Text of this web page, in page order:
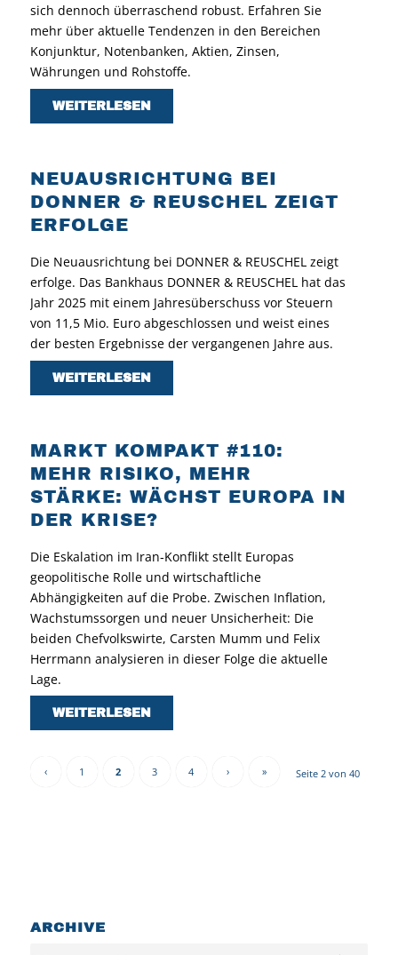
sich dennoch überraschend robust. Erfahren Sie
mehr über aktuelle Tendenzen in den Bereichen
Konjunktur, Notenbanken, Aktien, Zinsen,
Währungen und Rohstoffe.
WEITERLESEN
NEUAUSRICHTUNG BEI
DONNER & REUSCHEL ZEIGT
ERFOLGE
Die Neuausrichtung bei DONNER & REUSCHEL zeigt
erfolge. Das Bankhaus DONNER & REUSCHEL hat das
Jahr 2025 mit einem Jahresüberschuss vor Steuern
von 11,5 Mio. Euro abgeschlossen und weist eines
der besten Ergebnisse der vergangenen Jahre aus.
WEITERLESEN
MARKT KOMPAKT #110:
MEHR RISIKO, MEHR
STÄRKE: WÄCHST EUROPA IN
DER KRISE?
Die Eskalation im Iran‑Konflikt stellt Europas
geopolitische Rolle und wirtschaftliche
Abhängigkeiten auf die Probe. Zwischen Inflation,
Wachstumssorgen und neuer Unsicherheit: Die
beiden Chefvolkswirte, Carsten Mumm und Felix
Herrmann analysieren in dieser Folge die aktuelle
Lage.
WEITERLESEN
Seite 2 von 40
‹ 1 2 3 4 › »
ARCHIVE